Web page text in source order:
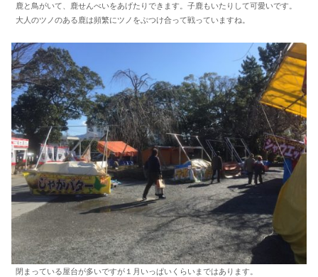
鹿と鳥がいて、鹿せんべいをあげたりできます。子鹿もいたりして可愛いです。
大人のツノのある鹿は頻繁にツノをぶつけ合って戦っていますね。
閉まっている屋台が多いですが１月いっぱいくらいまではあります。